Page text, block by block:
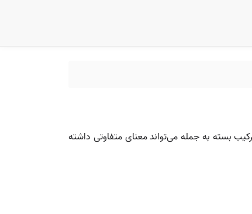
بسته به جمله می‌تواند معنای متفاوتی داشته